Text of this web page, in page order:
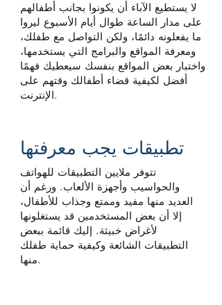
لا يستطيع الآباء أن يكونوا بجانب أطفالهم
على مدار الساعة طوال أيام الأسبوع ليروا
ما يفعلونه دائمًا، ولكن التواصل مع طفلك،
ومعرفة المواقع والبرامج التي يستخدمها،
واختبار بعض المواقع بنفسك سيعطيك فهمًا
أفضل لكيفية قضاء أطفالك وقتهم على
الإنترنت.
تطبيقات يجب معرفتها
تتوفر ملايين التطبيقات للهواتف
والحواسيب وأجهزة الألعاب. ورغم أن
العديد منها مفيد وممتع وجذاب للأطفال،
إلا أن بعض المستخدمين قد يستغلونها
لأغراض خبيثة. إليك قائمة ببعض
التطبيقات الشائعة وكيفية حماية طفلك
منها.